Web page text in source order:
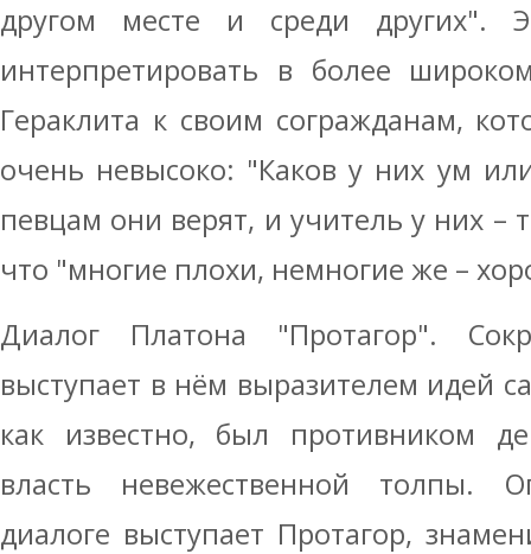
другом месте и среди других".
интерпретировать в более
Гераклита к своим согражданам,
очень невысоко: "Каков у них ум
певцам они верят, и учитель у них –
что "многие плохи, немногие же –
Диалог Платона "Протагор".
выступает в нём выразителем идей
как известно, был противником
власть невежественной толпы.
диалоге выступает Протагор,